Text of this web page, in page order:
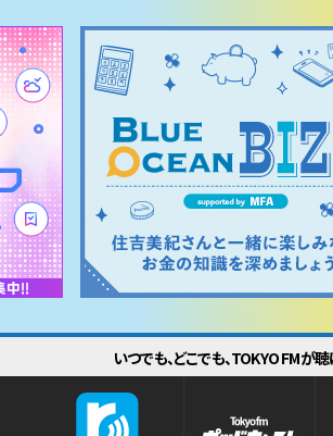
いつでも、どこでも、TOKYO FMが聴